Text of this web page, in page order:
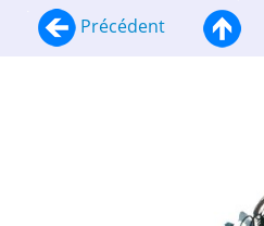
Précédent